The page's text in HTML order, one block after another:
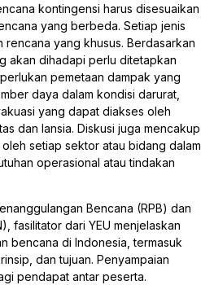
kontingensi harus disesuaikan
yang berbeda. Setiap jenis
rencana yang khusus. Berdasarkan
akan dihadapi perlu ditetapkan
pemetaan dampak yang
daya dalam kondisi darurat,
yang dapat diakses oleh
dan lansia. Diskusi juga mencakup
setiap sektor atau bidang dalam
operasional atau tindakan
Bencana (RPB) dan
fasilitator dari YEU menjelaskan
bencana di Indonesia, termasuk
dan tujuan. Penyampaian
pendapat antar peserta.